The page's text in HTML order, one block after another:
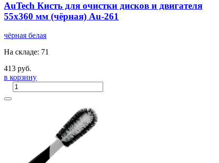
AuTech Кисть для очистки дисков и двигателя
55х360 мм (чёрная) Au-261
чёрная белая
На складе: 71
413 руб.
в корзину